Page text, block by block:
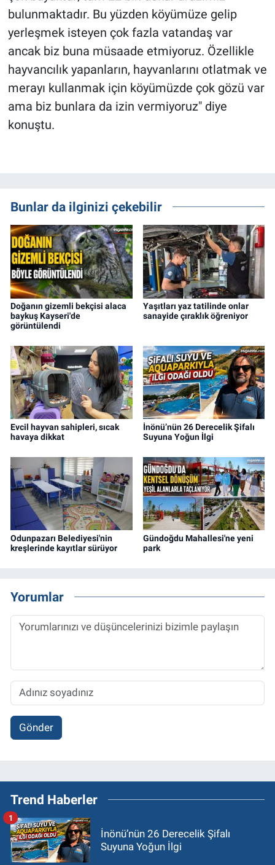
bulunmaktadır. Bu yüzden köyümüze gelip
yerleşmek isteyen çok fazla vatandaş var
ancak biz buna müsaade etmiyoruz. Özellikle
hayvancılık yapanların, hayvanlarını otlatmak ve
merayı kullanmak için köyümüzde çok gözü var
ama biz bunlara da izin vermiyoruz" diye
konuştu.
Bunlar da ilginizi çekebilir
Doğanın gizemli bekçisi alaca
baykuş Kayseri'de
görüntülendi
Yaşıtları yaz tatilinde onlar
sanayide çıraklık öğreniyor
Evcil hayvan sahipleri, sıcak
havaya dikkat
İnönü’nün 26 Derecelik Şifalı
Suyuna Yoğun İlgi
Odunpazarı Belediyesi'nin
kreşlerinde kayıtlar sürüyor
Gündoğdu Mahallesi'ne yeni
park
Yorumlar
Gönder
Trend Haberler
İnönü’nün 26 Derecelik Şifalı
Suyuna Yoğun İlgi
1